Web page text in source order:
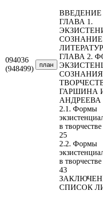
094036
(948499)
план
ВВЕДЕНИЕ
ГЛАВА 1.
СОЗНАНИЕ
ГЛАВА 2.
ГАРШИНА
АНДРЕЕВА
2.1. Формы
в
25
2.2. Формы
в
43
СПИСОК